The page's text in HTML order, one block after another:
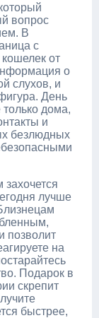
вопрос
В
с
от
о
слухов, и
День
только дома,
и
безлюдных
лучше
позволит
на
Подарок в
скрепит
быстрее,